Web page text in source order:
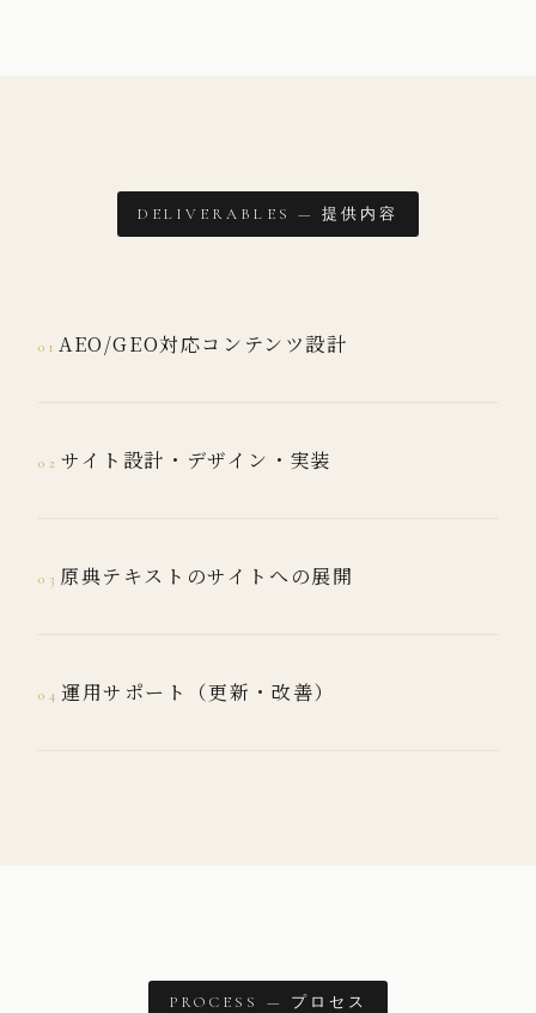
DELIVERABLES — 提供内容
01 AEO/GEO対応コンテンツ設計
02 サイト設計・デザイン・実装
03 原典テキストのサイトへの展開
04 運用サポート（更新・改善）
PROCESS — プロセス